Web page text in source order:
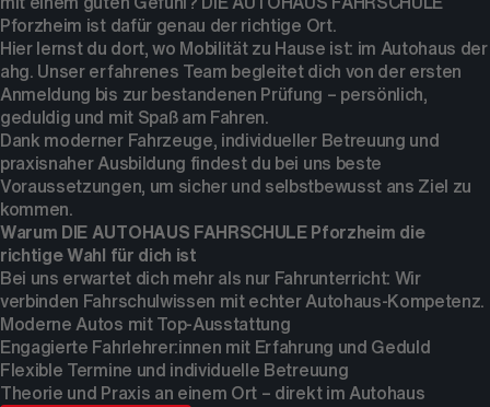
Pforzheim ist dafür genau der richtige Ort.
Hier lernst du dort, wo Mobilität zu Hause ist: im Autohaus der
ahg. Unser erfahrenes Team begleitet dich von der ersten
Anmeldung bis zur bestandenen Prüfung – persönlich,
geduldig und mit Spaß am Fahren.
Dank moderner Fahrzeuge, individueller Betreuung und
praxisnaher Ausbildung findest du bei uns beste
Voraussetzungen, um sicher und selbstbewusst ans Ziel zu
kommen.
Warum DIE AUTOHAUS FAHRSCHULE Pforzheim die
richtige Wahl für dich ist
Bei uns erwartet dich mehr als nur Fahrunterricht: Wir
verbinden Fahrschulwissen mit echter Autohaus-Kompetenz.
Moderne Autos mit Top-Ausstattung
Engagierte Fahrlehrer:innen mit Erfahrung und Geduld
Flexible Termine und individuelle Betreuung
Theorie und Praxis an einem Ort – direkt im Autohaus